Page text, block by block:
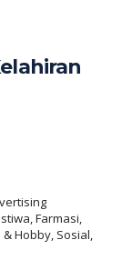
Farmasi,
Hobby, Sosial,